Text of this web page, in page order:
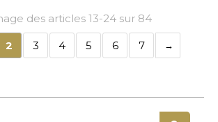
des articles 13-24 sur 84
2 3 4 5 6 7